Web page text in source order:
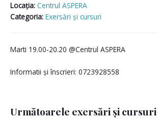
Locaţia: Centrul ASPERA
Categoria: Exersări și cursuri
Marti 19.00-20.20 @Centrul ASPERA
Informatii și înscrieri: 0723928558
Următoarele exersări și cursuri